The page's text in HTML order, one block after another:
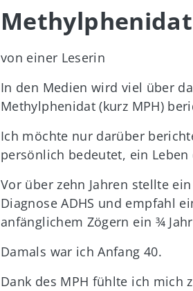
von einer Leserin
In den Medien wird viel über
Methylphenidat (kurz MPH)
Ich möchte nur darüber
persönlich bedeutet, ein
Vor über zehn Jahren stellte
Diagnose ADHS und empfahl
anfänglichem Zögern ein ¾
Damals war ich Anfang 40.
Dank des MPH fühlte ich mich